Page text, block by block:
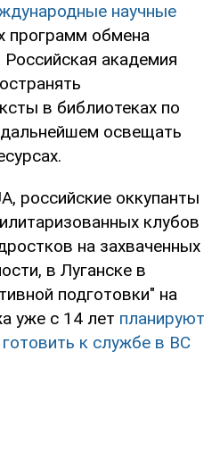
научные
программ обмена
Российская академия
в библиотеках по
освещать
российские оккупанты
клубов
на захваченных
в Луганске в
подготовки" на
уже с 14 лет планируют
к службе в ВС